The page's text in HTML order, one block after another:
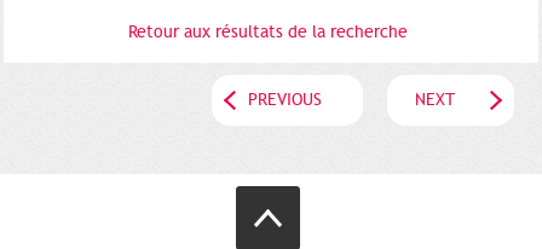
Retour aux résultats de la recherche
PREVIOUS NEXT